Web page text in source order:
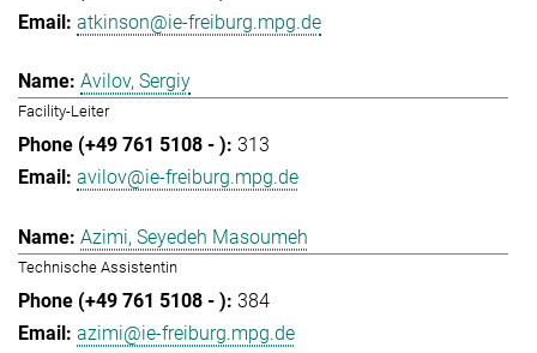
atkinson@ie-freiburg.mpg.de
Avilov, Sergiy
Facility-Leiter
313
avilov@ie-freiburg.mpg.de
Azimi, Seyedeh Masoumeh
Technische Assistentin
384
azimi@ie-freiburg.mpg.de